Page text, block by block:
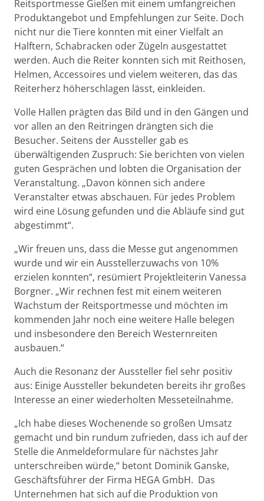
Reitsportmesse Gießen mit einem umfangreichen
Produktangebot und Empfehlungen zur Seite. Doch
nicht nur die Tiere konnten mit einer Vielfalt an
Halftern, Schabracken oder Zügeln ausgestattet
werden. Auch die Reiter konnten sich mit Reithosen,
Helmen, Accessoires und vielem weiteren, das das
Reiterherz höherschlagen lässt, einkleiden.
Volle Hallen prägten das Bild und in den Gängen und
vor allen an den Reitringen drängten sich die
Besucher. Seitens der Aussteller gab es
überwältigenden Zuspruch: Sie berichten von vielen
guten Gesprächen und lobten die Organisation der
Veranstaltung. „Davon können sich andere
Veranstalter etwas abschauen. Für jedes Problem
wird eine Lösung gefunden und die Abläufe sind gut
abgestimmt“.
„Wir freuen uns, dass die Messe gut angenommen
wurde und wir ein Ausstellerzuwachs von 10%
erzielen konnten“, resümiert Projektleiterin Vanessa
Borgner. „Wir rechnen fest mit einem weiteren
Wachstum der Reitsportmesse und möchten im
kommenden Jahr noch eine weitere Halle belegen
und insbesondere den Bereich Westernreiten
ausbauen.“
Auch die Resonanz der Aussteller fiel sehr positiv
aus: Einige Aussteller bekundeten bereits ihr großes
Interesse an einer wiederholten Messeteilnahme.
„Ich habe dieses Wochenende so großen Umsatz
gemacht und bin rundum zufrieden, dass ich auf der
Stelle die Anmeldeformulare für nächstes Jahr
unterschreiben würde,“ betont Dominik Ganske,
Geschäftsführer der Firma HEGA GmbH. Das
Unternehmen hat sich auf die Produktion von